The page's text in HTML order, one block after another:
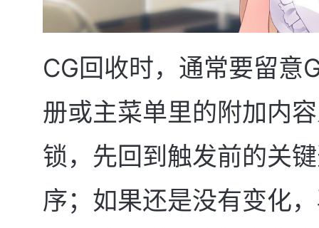
CG回收时，通常要留意
册或主菜单里的附加内
锁，先回到触发前的关
序；如果还是没有变化